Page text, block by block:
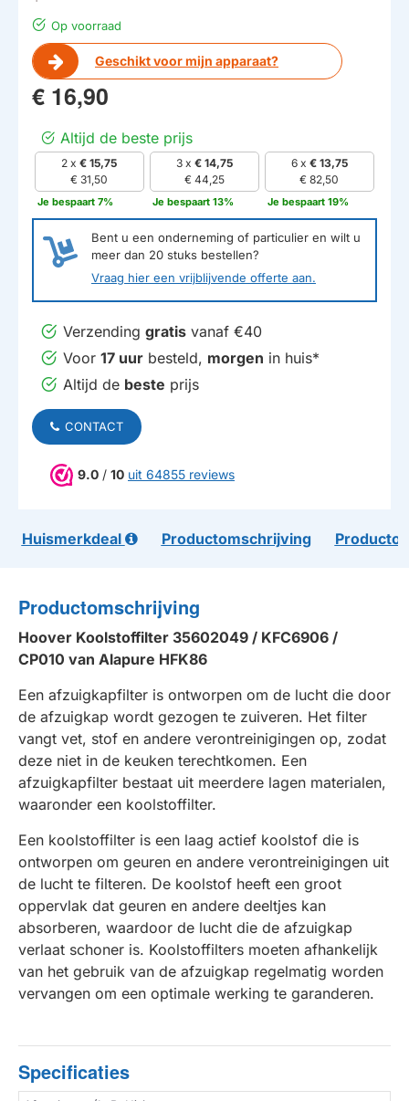
Op voorraad
Geschikt voor mijn apparaat?
€ 16,90
Altijd de beste prijs
2 x€ 15,75
€ 31,50
Je bespaart 7%
3 x € 14,75
€ 44,25
Je bespaart 13%
6 x € 13,75
€ 82,50
Je bespaart 19%
Bent u een onderneming of particulier en wilt u
meer dan 20 stuks bestellen?
Vraag hier een vrijblijvende offerte aan.
Verzending gratis vanaf €40
Voor 17 uur besteld, morgen in huis*
Altijd de beste prijs
CONTACT
9.0 / 10 uit 64855 reviews
Huismerkdeal Productomschrijving
Productomschrijving
Hoover Koolstoffilter 35602049 / KFC6906 /
CP010 van Alapure HFK86
Een afzuigkapfilter is ontworpen om de lucht die door
de afzuigkap wordt gezogen te zuiveren. Het filter
vangt vet, stof en andere verontreinigingen op, zodat
deze niet in de keuken terechtkomen. Een
afzuigkapfilter bestaat uit meerdere lagen materialen,
waaronder een koolstoffilter.
Een koolstoffilter is een laag actief koolstof die is
ontworpen om geuren en andere verontreinigingen uit
de lucht te filteren. De koolstof heeft een groot
oppervlak dat geuren en andere deeltjes kan
absorberen, waardoor de lucht die de afzuigkap
verlaat schoner is. Koolstoffilters moeten afhankelijk
van het gebruik van de afzuigkap regelmatig worden
vervangen om een optimale werking te garanderen.
Specificaties